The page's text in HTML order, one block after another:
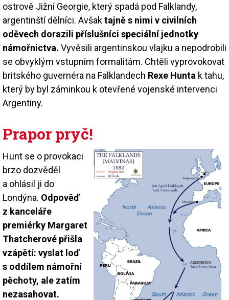
ostrově Jižní Georgie, který spadá pod Falklandy,
argentinští dělníci. Avšaktajně s nimi v civilních
oděvech dorazili příslušníci speciální jednotky
námořnictva. Vyvěsili argentinskou vlajku a nepodrobili
se obvyklým vstupním formalitám. Chtěli vyprovokovat
britského guvernéra na Falklandech Rexe Hunta k tahu,
který by byl záminkou k otevřené vojenské intervenci
Argentiny.
Prapor pryč!
Hunt se o provokaci
brzo dozvěděl
a ohlásil ji do
Londýna. Odpověď
z kanceláře
premiérky Margaret
Thatcherové přišla
vzápětí: vyslat loď
s oddílem námořní
pěchoty, ale zatím
nezasahovat.